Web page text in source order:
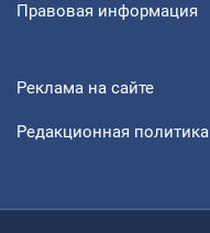
Правовая информация
Реклама на сайте
Редакционная политика